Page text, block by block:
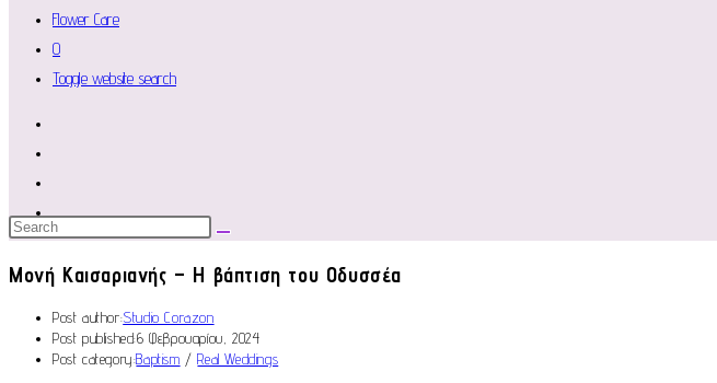
Flower Care
0
Toggle website search
Μονή Καισαριανής – Η βάπτιση του Οδυσσέα
Post author:Studio Corazon
Post published:6 Φεβρουαρίου, 2024
Post category:Baptism / Real Weddings